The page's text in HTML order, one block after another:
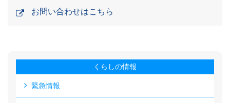
お問い合わせはこちら
くらしの情報
緊急情報